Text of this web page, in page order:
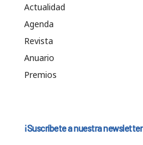
Actualidad
Agenda
Revista
Anuario
Premios
¡Suscríbete a nuestra